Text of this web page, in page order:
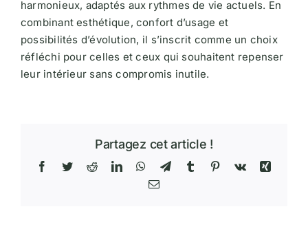
harmonieux, adaptés aux rythmes de vie actuels. En
combinant esthétique, confort d’usage et
possibilités d’évolution, il s’inscrit comme un choix
réfléchi pour celles et ceux qui souhaitent repenser
leur intérieur sans compromis inutile.
Partagez cet article !
Facebook
TwitterRedditLinkedInWhatsApp
TelegramTumblr Pinterest
Vk
Xing
Email